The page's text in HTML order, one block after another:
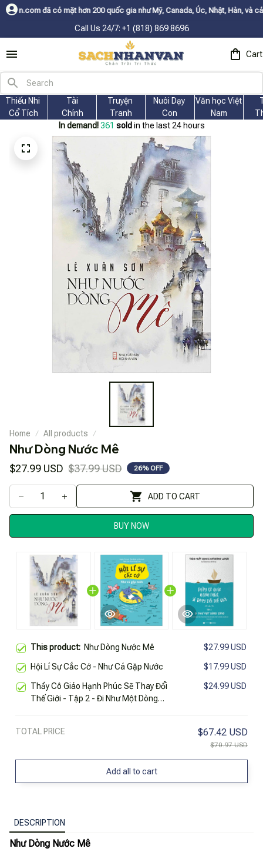
hơn 200 quốc gia như Mỹ, Canada, Úc, Nhật, Hàn, và các nước Châu Âu✨
Call Us 24/7: +1 (818) 869 8696
Cart
Thiếu Nhi
Cổ Tích
Tài
Chính
Truyện
Tranh
Nuôi Dạy
Con
Văn học Việt
Nam
In demand! 362 sold in the last 24 hours
Home All products
Như Dòng Nước Mê
$27.99 USD $37.99 USD 26% OFF
ADD TO CART
BUY NOW
This product: Như Dòng Nước Mê $27.99 USD
Hội Lí Sự Cắc Cớ - Như Cá Gặp Nước $17.99 USD
Thầy Cô Giáo Hạnh Phúc Sẽ Thay Đổi
Thế Giới - Tập 2 - Đi Như Một Dòng
$24.99 USD
TOTAL PRICE $67.42 USD
$70.97 USD
Add all to cart
DESCRIPTION
Như Dòng Nước Mê